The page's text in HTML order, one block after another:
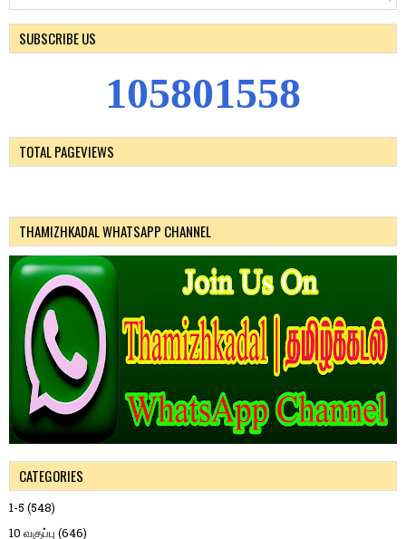
SUBSCRIBE US
105801558
TOTAL PAGEVIEWS
THAMIZHKADAL WHATSAPP CHANNEL
CATEGORIES
1-5 (548)
10 வகுப்பு (646)